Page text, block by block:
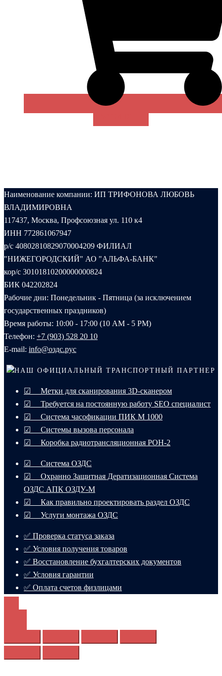
Наименование компании: ИП ТРИФОНОВА ЛЮБОВЬ
ВЛАДИМИРОВНА
117437, Москва, Профсоюзная ул. 110 к4
ИНН 772861067947
р/с 40802810829070004209 ФИЛИАЛ
"НИЖЕГОРОДСКИЙ" АО "АЛЬФА-БАНК"
кор/с 30101810200000000824
БИК 042202824
Рабочие дни: Понедельник - Пятница (за исключением
государственных праздников)
Время работы: 10:00 - 17:00 (10 AM - 5 PM)
Телефон: +7 (903) 528 20 10‬
E-mail: info@оздс.рус
НАШ ОФИЦИАЛЬНЫЙ ТРАНСПОРТНЫЙ ПАРТНЕР
☑ Метки для сканирования 3D-сканером
☑ Требуется на постоянную работу SEO специалист
☑ Система часофикации ПИК М 1000
☑ Системы вызова персонала
☑ Коробка радиотрансляционная РОН-2
☑ Система ОЗДС
☑ Охранно Защитная Дератизационная Система
ОЗДС АПК ОЗДУ-М
☑ Как правильно проектировать раздел ОЗДС
☑ Услуги монтажа ОЗДС
✅ Проверка статуса заказа
✅ Условия получения товаров
✅ Восстановление бухгалтерских документов
✅ Условия гарантии
✅ Оплата счетов физлицами